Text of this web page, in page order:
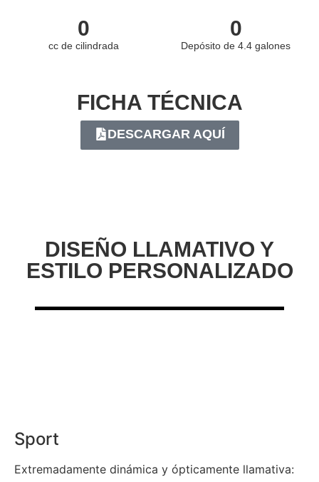
cc de cilindrada
0
Depósito de 4.4 galones
0
FICHA TÉCNICA
DESCARGAR AQUÍ
DISEÑO LLAMATIVO Y
ESTILO PERSONALIZADO
Sport
Extremadamente dinámica y ópticamente llamativa: